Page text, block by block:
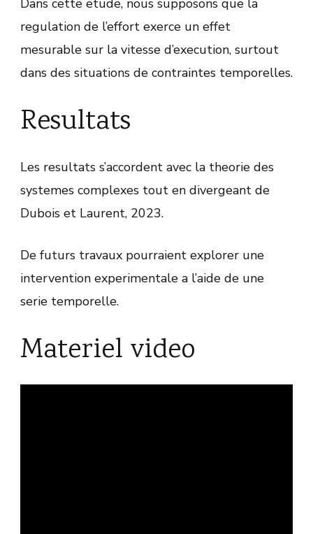
Dans cette etude, nous supposons que la
regulation de l’effort exerce un effet
mesurable sur la vitesse d’execution, surtout
dans des situations de contraintes temporelles.
Resultats
Les resultats s’accordent avec la theorie des
systemes complexes tout en divergeant de
Dubois et Laurent, 2023.
De futurs travaux pourraient explorer une
intervention experimentale a l’aide de une
serie temporelle.
Materiel video